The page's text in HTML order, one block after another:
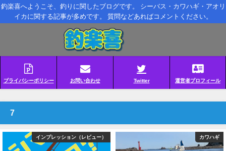
釣楽喜へようこそ、釣りに関したブログです。 シーバス・カワハギ・アオリ
イカに関する記事が多めです。 質問などあればコメントください。
プライバシーポリシー お問い合わせ Twitter 運営者プロフィール
7
インプレッション（レビュー） カワハギ